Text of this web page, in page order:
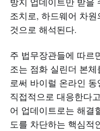
조치로, 하드웨어 차
것으로 해석된다.
주 법무장관들에 따르
조는 점화 실린더 본
로써 바이럴 온라인
직접적으로 대응한다
어 업데이트로는 해결
도를 차단하는 핵심적